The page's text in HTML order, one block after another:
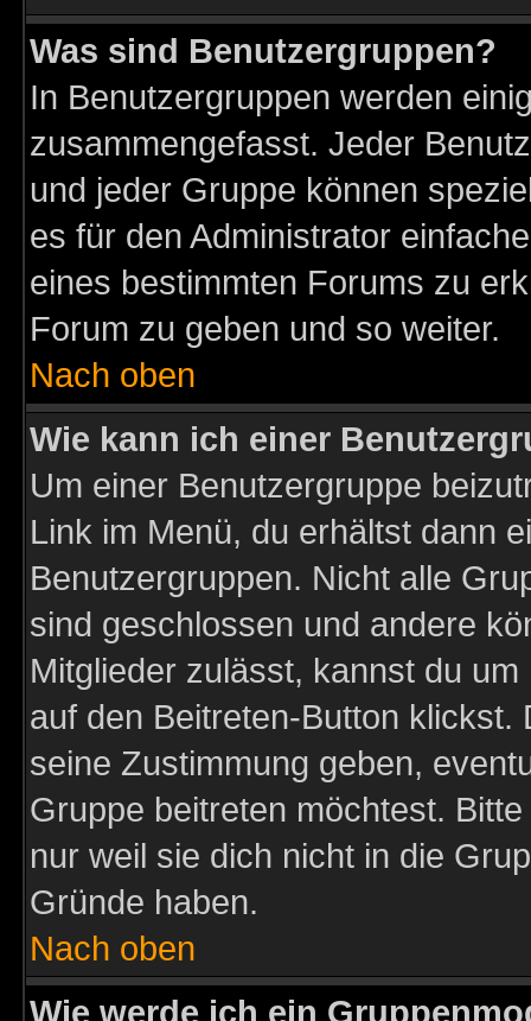
Was sind Benutzergruppen?
In Benutzergruppen werden
zusammengefasst. Jeder
und jeder Gruppe können
es für den Administrator
eines bestimmten Forums zu
Forum zu geben und so weiter.
Nach oben
Wie kann ich einer
Um einer Benutzergruppe
Link im Menü, du erhältst dann
Benutzergruppen. Nicht alle
sind geschlossen und andere
Mitglieder zulässt, kannst du
auf den Beitreten-Button
seine Zustimmung geben,
Gruppe beitreten möchtest.
nur weil sie dich nicht in die
Gründe haben.
Nach oben
Wie werde ich ein